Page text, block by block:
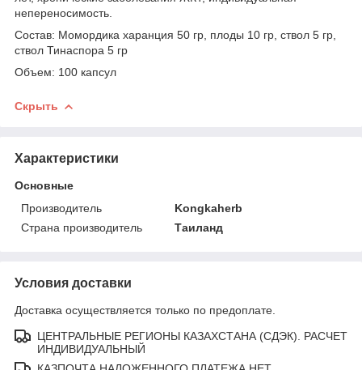
непереносимость.
Состав: Момордика харанция 50 гр, плоды 10 гр, ствол 5 гр,
ствол Тинаспора 5 гр
Объем: 100 капсул
Скрыть
Характеристики
Основные
Производитель
Kongkaherb
Страна производитель
Таиланд
Условия доставки
Доставка осуществляется только по предоплате.
ЦЕНТРАЛЬНЫЕ РЕГИОНЫ КАЗАХСТАНА (СДЭК). РАСЧЕТ
ИНДИВИДУАЛЬНЫЙ